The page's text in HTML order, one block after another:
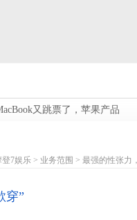
又跳票了，苹果产品折叠
登7娱乐 > 业务范围 > 最强的性张力
穿”